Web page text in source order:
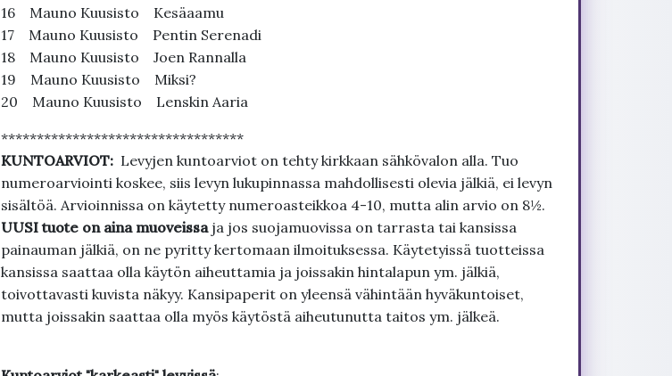
16 Mauno Kuusisto Kesäaamu
17 Mauno Kuusisto Pentin Serenadi
18 Mauno Kuusisto Joen Rannalla
19 Mauno Kuusisto Miksi?
20 Mauno Kuusisto Lenskin Aaria
**********************************
KUNTOARVIOT: Levyjen kuntoarviot on tehty kirkkaan sähkövalon alla. Tuo
numeroarviointi koskee, siis levyn lukupinnassa mahdollisesti olevia jälkiä, ei levyn
sisältöä. Arvioinnissa on käytetty numeroasteikkoa 4-10, mutta alin arvio on 8½.
UUSI tuote on aina muoveissa ja jos suojamuovissa on tarrasta tai kansissa
painauman jälkiä, on ne pyritty kertomaan ilmoituksessa. Käytetyissä tuotteissa
kansissa saattaa olla käytön aiheuttamia ja joissakin hintalapun ym. jälkiä,
toivottavasti kuvista näkyy. Kansipaperit on yleensä vähintään hyväkuntoiset,
mutta joissakin saattaa olla myös käytöstä aiheutunutta taitos ym. jälkeä.